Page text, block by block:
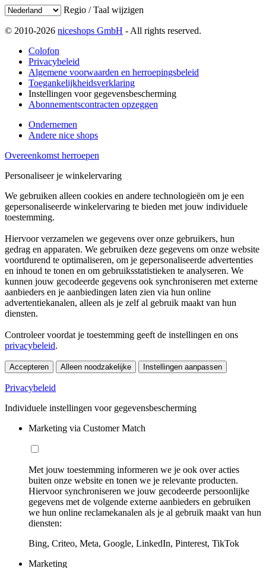
Regio / Taal wijzigen
© 2010-2026 niceshops GmbH - All rights reserved.
Colofon
Privacybeleid
Algemene voorwaarden en herroepingsbeleid
Toegankelijkheidsverklaring
Instellingen voor gegevensbescherming
Abonnementscontracten opzeggen
Ondernemen
Andere nice shops
Overeenkomst herroepen
Personaliseer je winkelervaring
We gebruiken alleen cookies en andere technologieën om je een
gepersonaliseerde winkelervaring te bieden met jouw individuele
toestemming.
Hiervoor verzamelen we gegevens over onze gebruikers, hun
gedrag en apparaten. We gebruiken deze gegevens om onze website
voortdurend te optimaliseren, om je gepersonaliseerde advertenties
en inhoud te tonen en om gebruiksstatistieken te analyseren. We
kunnen jouw gecodeerde gegevens ook synchroniseren met externe
aanbieders en je aanbiedingen laten zien via hun online
advertentiekanalen, alleen als je zelf al gebruik maakt van hun
diensten.
Controleer voordat je toestemming geeft de instellingen en ons
privacybeleid.
Accepteren Alleen noodzakelijke Instellingen aanpassen
Privacybeleid
Individuele instellingen voor gegevensbescherming
Marketing via Customer Match
Met jouw toestemming informeren we je ook over acties
buiten onze website en tonen we je relevante producten.
Hiervoor synchroniseren we jouw gecodeerde persoonlijke
gegevens met de volgende externe aanbieders en gebruiken
we hun online reclamekanalen als je al gebruik maakt van hun
diensten:
Bing, Criteo, Meta, Google, LinkedIn, Pinterest, TikTok
Marketing